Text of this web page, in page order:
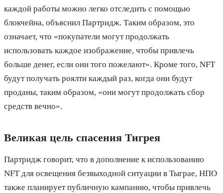
каждой работы можно легко отследить с помощью
блокчейна, объяснил Партридж. Таким образом, это
означает, что «покупатели могут продолжать
использовать каждое изображение, чтобы привлечь
больше денег, если они того пожелают». Кроме того, NFT
будут получать роялти каждый раз, когда они будут
проданы, таким образом, «они могут продолжать сбор
средств вечно».
Великая цель спасения Тигрея
Партридж говорит, что в дополнение к использованию
NFT для освещения безвыходной ситуации в Тыграе, НПО
также планирует публичную кампанию, чтобы привлечь